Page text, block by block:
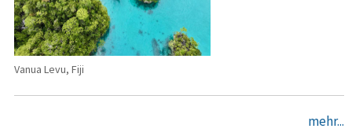
Vanua Levu, Fiji
mehr...